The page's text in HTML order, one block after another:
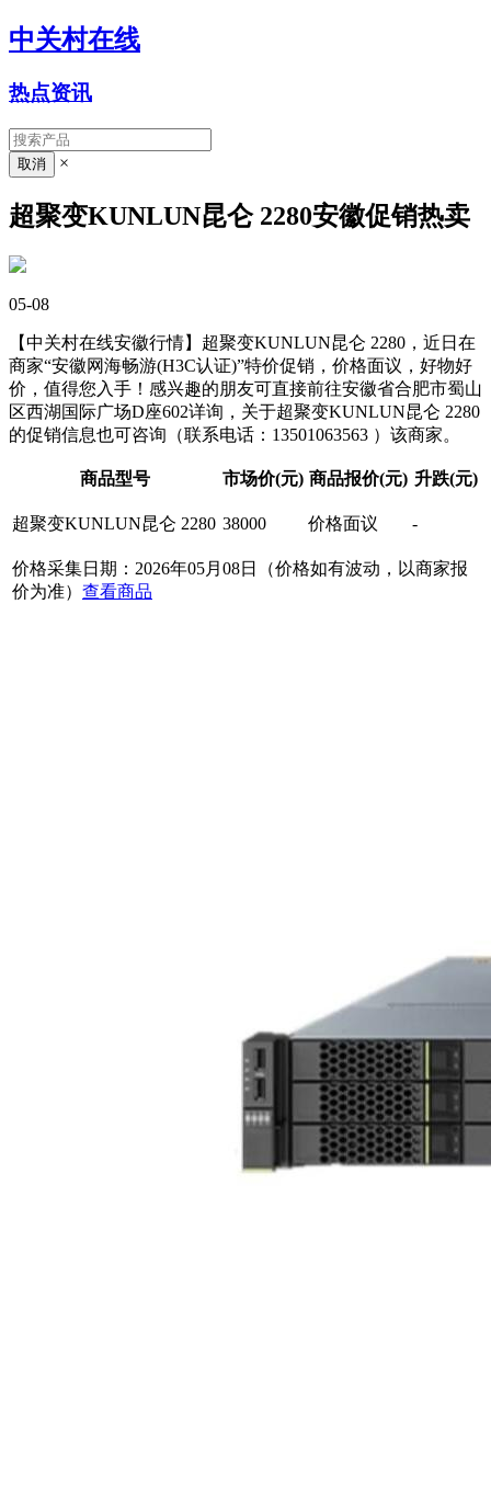
中关村在线
热点资讯
×
超聚变KUNLUN昆仑 2280安徽促销热卖
05-08
【中关村在线安徽行情】超聚变KUNLUN昆仑 2280，近日在
商家“安徽网海畅游(H3C认证)”特价促销，价格面议，好物好
价，值得您入手！感兴趣的朋友可直接前往安徽省合肥市蜀山
区西湖国际广场D座602详询，关于超聚变KUNLUN昆仑 2280
的促销信息也可咨询（联系电话：13501063563 ）该商家。
商品型号 市场价(元) 商品报价(元) 升跌(元)
超聚变KUNLUN昆仑 2280 38000 价格面议 -
价格采集日期：2026年05月08日（价格如有波动，以商家报
价为准） 查看商品